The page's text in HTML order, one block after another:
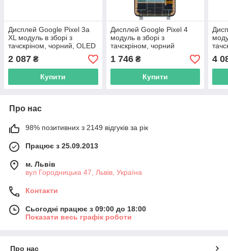
Дисплей Google Pixel 3a
XL модуль в зборі з
тачскріном, чорний, OLED
2 087 ₴
Купити
Дисплей Google Pixel 4
модуль в зборі з
тачскріном, чорний
1 746₴
Купити
4
Про нас
98% позитивних з 2149 відгуків за рік
Працює з 25.09.2013
м. Львів
вул Городницька 47, Львів, Україна
Контакти
Сьогодні працює з 09:00 до 18:00
Показати весь графік роботи
Про нас